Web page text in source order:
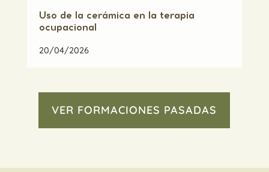
Uso de la cerámica en la terapia
ocupacional
20/04/2026
VER FORMACIONES PASADAS